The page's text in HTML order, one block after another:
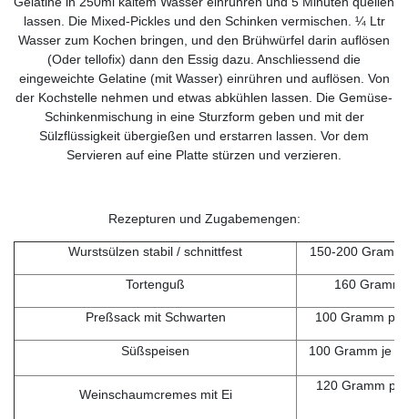
lassen. Die Mixed-Pickles und den Schinken vermischen. ¼ Ltr
Wasser zum Kochen bringen, und den Brühwürfel darin auflösen
(Oder tellofix) dann den Essig dazu. Anschliessend die
eingeweichte Gelatine (mit Wasser) einrühren und auflösen. Von
der Kochstelle nehmen und etwas abkühlen lassen. Die Gemüse-
Schinkenmischung in eine Sturzform geben und mit der
Sülzflüssigkeit übergießen und erstarren lassen. Vor dem
Servieren auf eine Platte stürzen und verzieren.
Rezepturen und Zugabemengen:
Wurstsülzen stabil / schnittfest 150-200
Tortenguß 160 Gramm
Preßsack mit Schwarten 100 Gramm
Süßspeisen 100 Gramm je
Weinschaumcremes mit Ei
120 Gramm